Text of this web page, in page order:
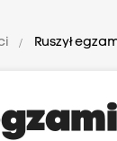
Ruszył